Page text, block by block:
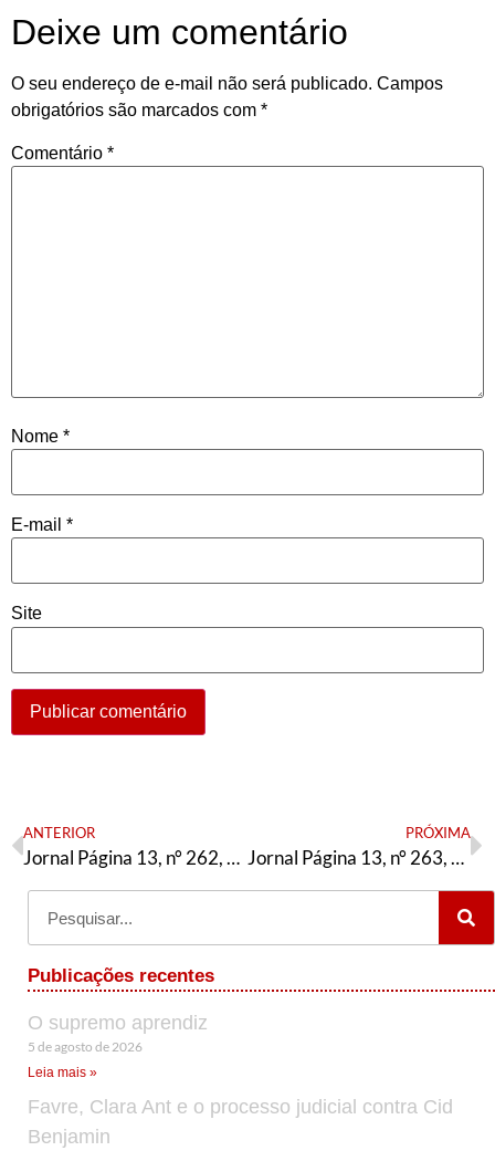
Deixe um comentário
O seu endereço de e-mail não será publicado. Campos
obrigatórios são marcados com *
Comentário *
Nome *
E-mail *
Site
ANTERIOR
Jornal Página 13, n° 262, Março / 2024
PRÓXIMA
Jornal Página 13, n° 263, Abril/2024
Publicações recentes
O supremo aprendiz
5 de agosto de 2026
Leia mais »
Favre, Clara Ant e o processo judicial contra Cid
Benjamin